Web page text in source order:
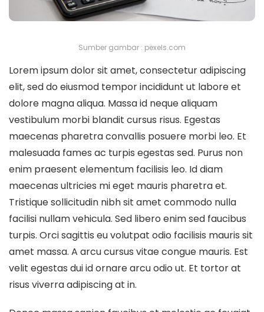
Sumber gambar : pexels.com
Lorem ipsum dolor sit amet, consectetur adipiscing
elit, sed do eiusmod tempor incididunt ut labore et
dolore magna aliqua. Massa id neque aliquam
vestibulum morbi blandit cursus risus. Egestas
maecenas pharetra convallis posuere morbi leo. Et
malesuada fames ac turpis egestas sed. Purus non
enim praesent elementum facilisis leo. Id diam
maecenas ultricies mi eget mauris pharetra et.
Tristique sollicitudin nibh sit amet commodo nulla
facilisi nullam vehicula. Sed libero enim sed faucibus
turpis. Orci sagittis eu volutpat odio facilisis mauris sit
amet massa. A arcu cursus vitae congue mauris. Est
velit egestas dui id ornare arcu odio ut. Et tortor at
risus viverra adipiscing at in.